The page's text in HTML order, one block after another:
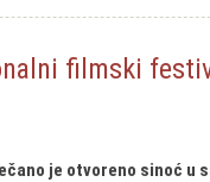
filmski
je otvoreno sinoć u